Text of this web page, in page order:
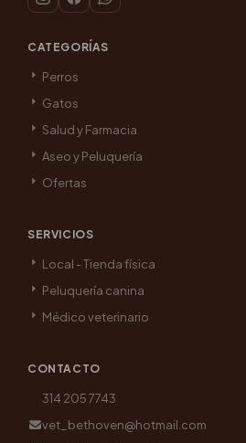
CATEGORÍAS
Perros
Gatos
Salud y Farmacia
Aseo y Peluquería
Ofertas
SERVICIOS
Local - Tienda física
Peluquería canina
Médico veterinario
CONTACTO
314 205 7743
vet_bethoven@hotmail.com